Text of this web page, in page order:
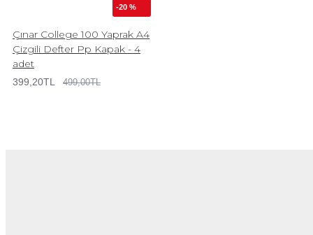
-20 %
Çınar College 100 Yaprak A4
Çizgili Defter Pp Kapak - 4
adet
399,20TL 499,00TL